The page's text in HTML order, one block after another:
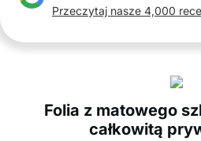
Przeczytaj nasze 4,000
Folia z matowego
całkowitą